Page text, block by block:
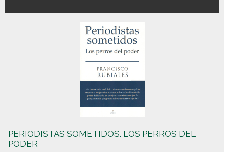
PERIODISTAS SOMETIDOS. LOS PERROS DEL
PODER